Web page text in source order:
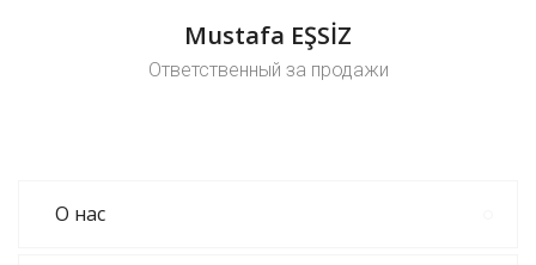
Mustafa EŞSİZ
Ответственный за продажи
О нас